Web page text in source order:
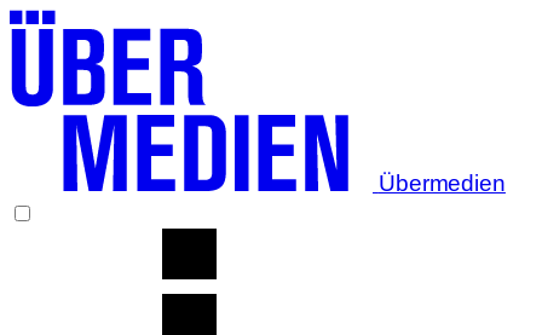
Übermedien